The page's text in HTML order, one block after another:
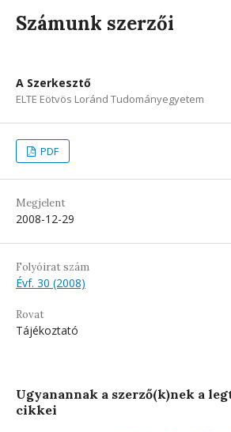
Számunk szerzői
A Szerkesztő
ELTE Eötvös Loránd Tudományegyetem
PDF
Megjelent
2008-12-29
Folyóirat szám
Évf. 30 (2008)
Rovat
Tájékoztató
Ugyanannak a szerző(k)nek a
cikkei